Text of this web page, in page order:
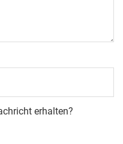
erhalten?